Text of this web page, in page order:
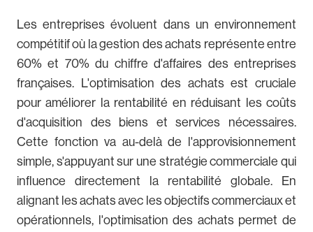
Les entreprises évoluent dans un environnement
compétitif où la gestion des achats représente entre
60% et 70% du chiffre d'affaires des entreprises
françaises. L'optimisation des achats est cruciale
pour améliorer la rentabilité en réduisant les coûts
d'acquisition des biens et services nécessaires.
Cette fonction va au-delà de l'approvisionnement
simple, s'appuyant sur une stratégie commerciale qui
influence directement la rentabilité globale. En
alignant les achats avec les objectifs commerciaux et
opérationnels, l'optimisation des achats permet de